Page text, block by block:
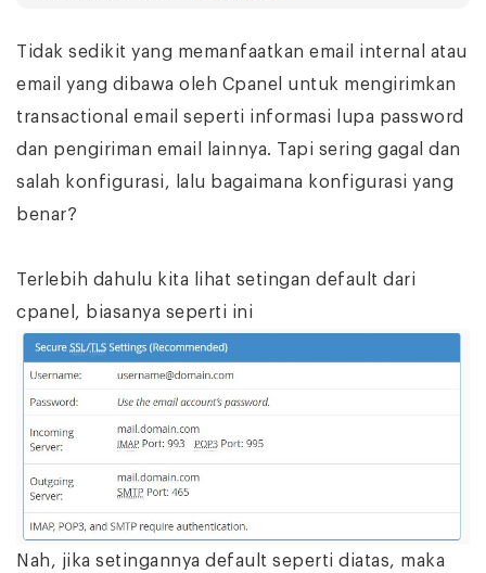
Tidak sedikit yang memanfaatkan email internal atau
email yang dibawa oleh Cpanel untuk mengirimkan
transactional email seperti informasi lupa password
dan pengiriman email lainnya. Tapi sering gagal dan
salah konfigurasi, lalu bagaimana konfigurasi yang
benar?
Terlebih dahulu kita lihat setingan default dari
cpanel, biasanya seperti ini
Nah, jika setingannya default seperti diatas, maka